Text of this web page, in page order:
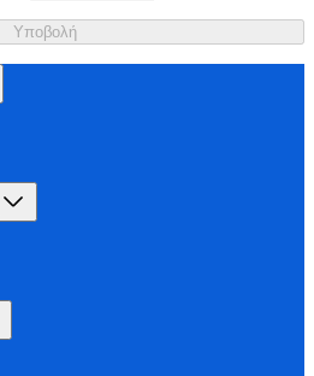
Υποβολή